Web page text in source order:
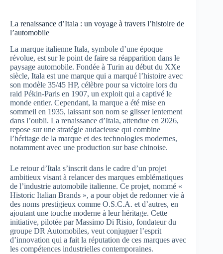
La renaissance d’Itala : un voyage à travers l’histoire de
l’automobile
La marque italienne Itala, symbole d’une époque
révolue, est sur le point de faire sa réapparition dans le
paysage automobile. Fondée à Turin au début du XXe
siècle, Itala est une marque qui a marqué l’histoire avec
son modèle 35/45 HP, célèbre pour sa victoire lors du
raid Pékin-Paris en 1907, un exploit qui a captivé le
monde entier. Cependant, la marque a été mise en
sommeil en 1935, laissant son nom se glisser lentement
dans l’oubli. La renaissance d’Itala, attendue en 2026,
repose sur une stratégie audacieuse qui combine
l’héritage de la marque et des technologies modernes,
notamment avec une production sur base chinoise.
Le retour d’Itala s’inscrit dans le cadre d’un projet
ambitieux visant à relancer des marques emblématiques
de l’industrie automobile italienne. Ce projet, nommé «
Historic Italian Brands », a pour objet de redonner vie à
des noms prestigieux comme O.S.C.A. et d’autres, en
ajoutant une touche moderne à leur héritage. Cette
initiative, pilotée par Massimo Di Risio, fondateur du
groupe DR Automobiles, veut conjuguer l’esprit
d’innovation qui a fait la réputation de ces marques avec
les compétences industrielles contemporaines.